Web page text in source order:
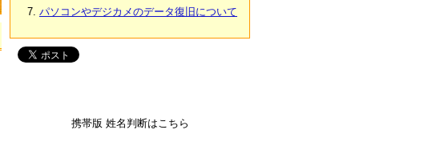
パソコンやデジカメのデータ復旧について
携帯版 姓名判断はこちら